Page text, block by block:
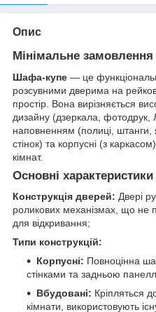
Опис
Мінімальне
Шафа-купе — це
розсувними дверима на
простір. Вона вирізняється
дизайну (дзеркала,
наповненням (полиці,
стінок) та корпусні (з
кімнат.
Основні
Конструкція дверей: Двері
роликових механізмах, що не
для відкривання;
Типи конструкцій:
Корпусні: Повноцінна
стінками та задньою
Вбудовані: Кріпляться
кімнати, використовують